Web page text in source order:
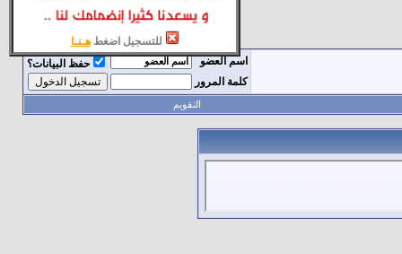
للتسجيل اضغط هـنـا
اسم العضو
حفظ البيانات؟
كلمة المرور
التقويم